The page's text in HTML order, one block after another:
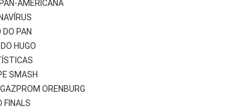
AMERICANA
DO PAN
HUGO
SMASH
GAZPROM ORENBURG
FINALS